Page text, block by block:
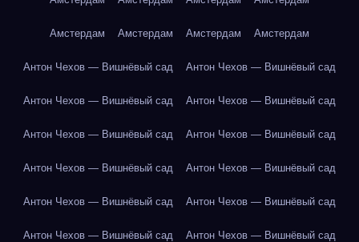
Амстердам Амстердам Амстердам Амстердам
Антон Чехов — Вишнёвый сад Антон Чехов — Вишнёвый сад
Антон Чехов — Вишнёвый сад Антон Чехов — Вишнёвый сад
Антон Чехов — Вишнёвый сад Антон Чехов — Вишнёвый сад
Антон Чехов — Вишнёвый сад Антон Чехов — Вишнёвый сад
Антон Чехов — Вишнёвый сад Антон Чехов — Вишнёвый сад
Антон Чехов — Вишнёвый сад Антон Чехов — Вишнёвый сад